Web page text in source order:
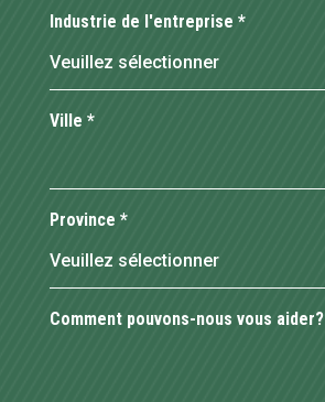
Industrie de l'entreprise *
Ville *
Province *
Comment pouvons-nous vous aider?